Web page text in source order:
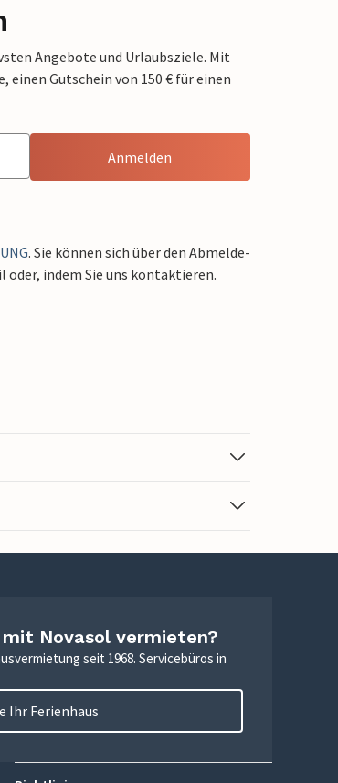
Angebote und Urlaubsziele. Mit
einen Gutschein von 150 € für einen
Anmelden
. Sie können sich über den Abmelde-
oder, indem Sie uns kontaktieren.
Novasol vermieten?
seit 1968. Servicebüros in
Ihr Ferienhaus